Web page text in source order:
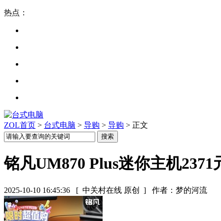
热点：
ZOL首页 > 台式电脑 > 导购 > 导购 > 正文
铭凡UM870 Plus迷你主机2371
2025-10-10 16:45:36 [ 中关村在线 原创 ] 作者：梦的河流